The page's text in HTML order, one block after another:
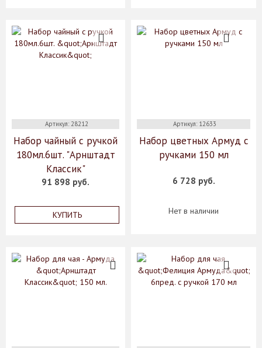
Артикул: 28212
Набор чайный с ручкой
180мл.6шт. "Арнштадт
Классик"
91 898 руб.
КУПИТЬ
Артикул: 12633
Набор цветных Армуд с
ручками 150 мл
6 728 руб.
Нет в наличии